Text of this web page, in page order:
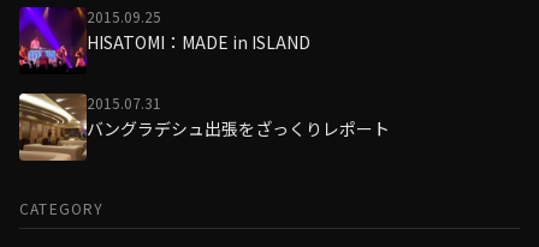
2015.09.25
HISATOMI：MADE in ISLAND
2015.07.31
バングラデシュ出張をざっくりレポート
CATEGORY